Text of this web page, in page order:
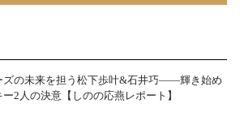
ズの未来を担う松下歩叶&石井巧――輝き始め
ー2人の決意【しのの応燕レポート】